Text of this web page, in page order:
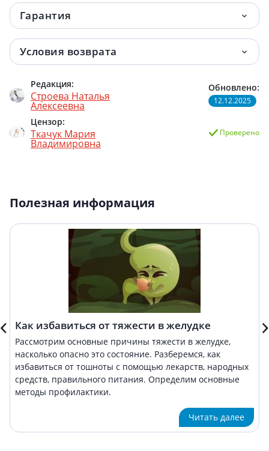
Гарантия
Условия возврата
Редакция:
Строева Наталья
Алексеевна
Цензор:
Ткачук Мария
Владимировна
Обновлено:
12.12.2025
Проверено
Полезная информация
Как избавиться от тяжести в желудке
Рассмотрим основные причины тяжести в желудке,
насколько опасно это состояние. Разберемся, как
избавиться от тошноты с помощью лекарств, народных
средств, правильного питания. Определим основные
методы профилактики.
Читать далее